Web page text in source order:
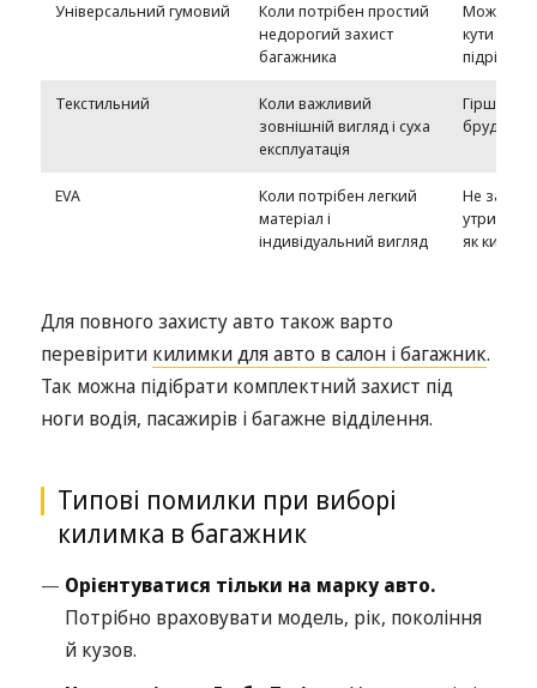
Універсальний гумовий
Коли потрібен простий
недорогий захист
багажника
Може не
кути й
Текстильний
Коли важливий
зовнішній вигляд і суха
експлуатація
Гірше
бруд і
EVA
Коли потрібен легкий
матеріал і
індивідуальний вигляд
Не
утримує
як
Для повного захисту авто також варто
перевірити килимки для авто в салон і багажник.
Так можна підібрати комплектний захист під
ноги водія, пасажирів і багажне відділення.
Типові помилки при виборі
килимка в багажник
Орієнтуватися тільки на марку авто.
Потрібно враховувати модель, рік, покоління
й кузов.